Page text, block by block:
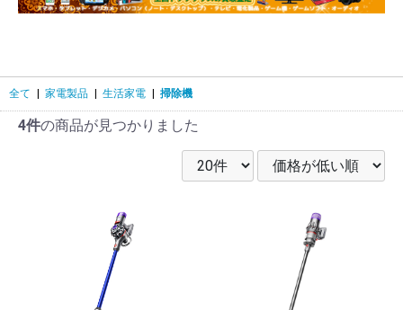
全て | 家電製品 | 生活家電 | 掃除機
4件の商品が見つかりました